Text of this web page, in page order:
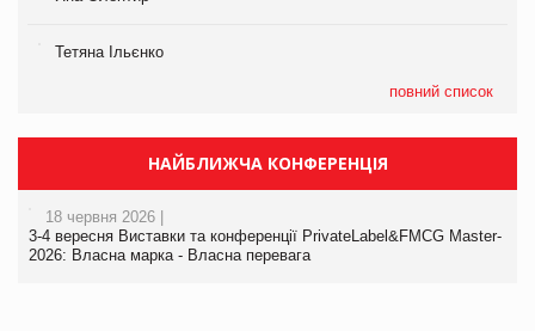
Тетяна Ільєнко
повний список
НАЙБЛИЖЧА КОНФЕРЕНЦІЯ
18 червня 2026 |
3-4 вересня Виставки та конференції PrivateLabel&FMCG Master-
2026: Власна марка - Власна перевага